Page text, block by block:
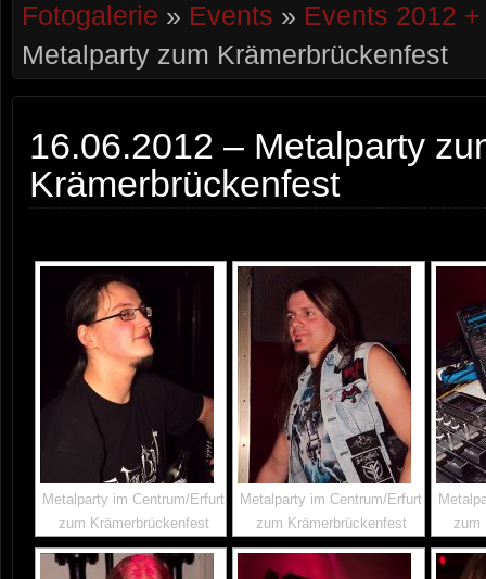
Fotogalerie » Events » Events 2012
Metalparty zum Krämerbrückenfest
16.06.2012 – Metalparty
Krämerbrückenfest
Metalparty im Centrum/Erfurt
zum Krämerbrückenfest
Metalparty im Centrum/Erfurt
zum Krämerbrückenfest
zum